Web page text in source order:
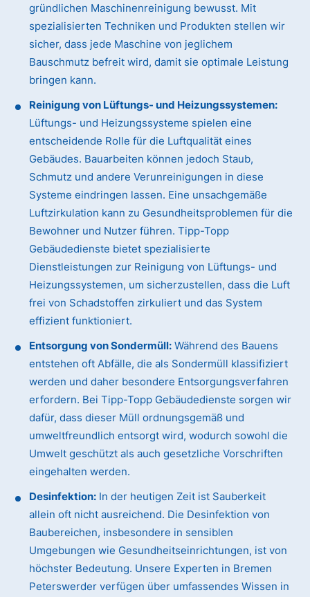
gründlichen Maschinenreinigung bewusst. Mit
spezialisierten Techniken und Produkten stellen wir
sicher, dass jede Maschine von jeglichem
Bauschmutz befreit wird, damit sie optimale Leistung
bringen kann.
Reinigung von Lüftungs- und Heizungssystemen:
Lüftungs- und Heizungssysteme spielen eine
entscheidende Rolle für die Luftqualität eines
Gebäudes. Bauarbeiten können jedoch Staub,
Schmutz und andere Verunreinigungen in diese
Systeme eindringen lassen. Eine unsachgemäße
Luftzirkulation kann zu Gesundheitsproblemen für die
Bewohner und Nutzer führen. Tipp-Topp
Gebäudedienste bietet spezialisierte
Dienstleistungen zur Reinigung von Lüftungs- und
Heizungssystemen, um sicherzustellen, dass die Luft
frei von Schadstoffen zirkuliert und das System
effizient funktioniert.
Entsorgung von Sondermüll: Während des Bauens
entstehen oft Abfälle, die als Sondermüll klassifiziert
werden und daher besondere Entsorgungsverfahren
erfordern. Bei Tipp-Topp Gebäudedienste sorgen wir
dafür, dass dieser Müll ordnungsgemäß und
umweltfreundlich entsorgt wird, wodurch sowohl die
Umwelt geschützt als auch gesetzliche Vorschriften
eingehalten werden.
Desinfektion: In der heutigen Zeit ist Sauberkeit
allein oft nicht ausreichend. Die Desinfektion von
Baubereichen, insbesondere in sensiblen
Umgebungen wie Gesundheitseinrichtungen, ist von
höchster Bedeutung. Unsere Experten in Bremen
Peterswerder verfügen über umfassendes Wissen in